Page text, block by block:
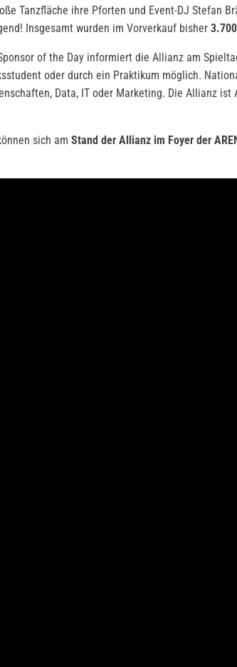
Tanzfläche ihre Pforten und Event-DJ Stefan
Insgesamt wurden im Vorverkauf bisher
of the Day informiert die Allianz am
oder durch ein Praktikum möglich.
Data, IT oder Marketing. Die Allianz
sich am Stand der Allianz im Foyer der